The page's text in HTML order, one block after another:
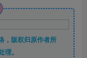
，版权归原作者所
。